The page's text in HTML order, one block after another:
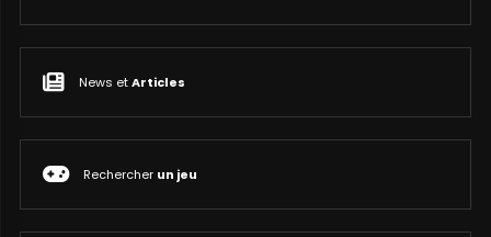
News etArticles
Rechercher un jeu